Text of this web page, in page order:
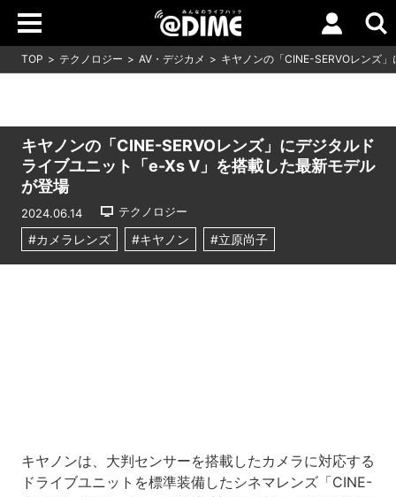
TOP テクノロジー AV・デジカメ キヤノンの「CINE-SERVOレンズ
キヤノンの「CINE-SERVOレンズ」にデジタルド
ライブユニット「e-Xs V」を搭載した最新モデル
が登場
2024.06.14 テクノロジー
#カメラレンズ #キヤノン #立原尚子
キヤノンは、大判センサーを搭載したカメラに対応する
ドライブユニットを標準装備したシネマレンズ「CINE-